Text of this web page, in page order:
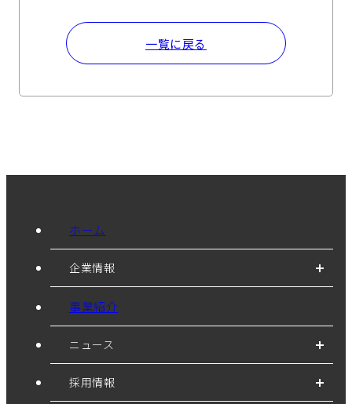
一覧に戻る
ホーム
企業情報
事業紹介
ニュース
採用情報